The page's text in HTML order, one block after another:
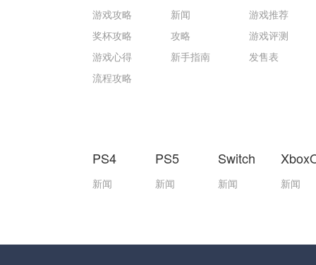
游戏攻略
奖杯攻略
游戏心得
流程攻略
新闻
攻略
新手指南
游戏推荐
游戏评测
发售表
PS4
新闻
PS5
新闻
Switch
新闻 新闻